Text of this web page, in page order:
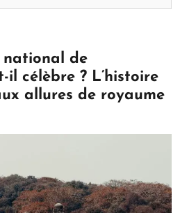
national de
il célèbre ? L’histoire
allures de royaume